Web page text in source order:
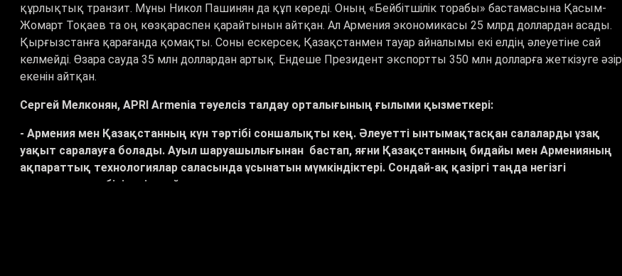
құрлықтық транзит. Мұны Никол Пашинян да құп көреді. Оның «Бейбітшілік торабы» бастамасына Қасым-
Жомарт Тоқаев та оң көзқараспен қарайтынын айтқан. Ал Армения экономикасы 25 млрд доллардан асады.
Қырғызстанға қарағанда қомақты. Соны ескерсек, Қазақстанмен тауар айналымы екі елдің әлеуетіне сай
келмейді. Өзара сауда 35 млн доллардан артық. Ендеше Президент экспортты 350 млн долларға жеткізуге әзір
екенін айтқан.
Сергей Мелконян, APRI Armenia тәуелсіз талдау орталығының ғылыми қызметкері:
- Армения мен Қазақстанның күн тәртібі соншалықты кең. Әлеуетті ынтымақтасқан салаларды ұзақ
уақыт саралауға болады. Ауыл шаруашылығынан бастап, яғни Қазақстанның бидайы мен Арменияның
ақпараттық технологиялар саласында ұсынатын мүмкіндіктері. Сондай-ақ қазіргі таңда негізгі
қадамдардың бірі – тікелей әуе қатынасын орнату.